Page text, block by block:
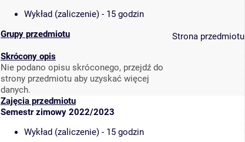
Wykład (zaliczenie) - 15 godzin
Grupy przedmiotu
Skrócony opis
Nie podano opisu skróconego, przejdź do
strony przedmiotu aby uzyskać więcej
danych.
Strona przedmiotu
Zajęcia przedmiotu
Semestr zimowy 2022/2023
Wykład (zaliczenie) - 15 godzin